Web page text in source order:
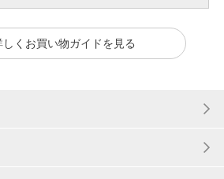
しくお買い物ガイドを見る